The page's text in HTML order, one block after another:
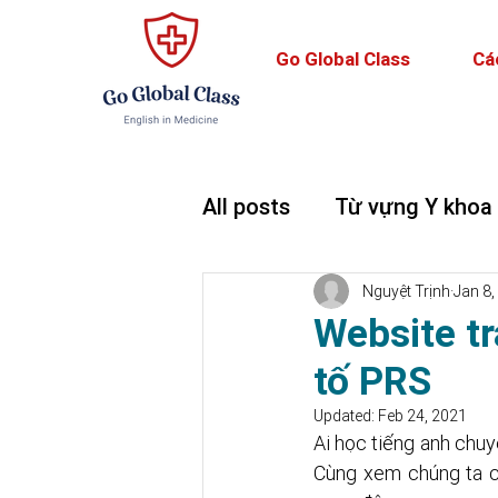
Go Global Class
All posts Từ vựng Y khoa
Teaching and Learning
Website
tố PRS
Nguyệt Trịnh Jan
Updated: Feb 24, 2021
Ai học tiếng anh
Cùng xem chúng ta